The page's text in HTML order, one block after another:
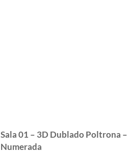
Sala 01 – 3D Dublado Poltrona –
Numerada